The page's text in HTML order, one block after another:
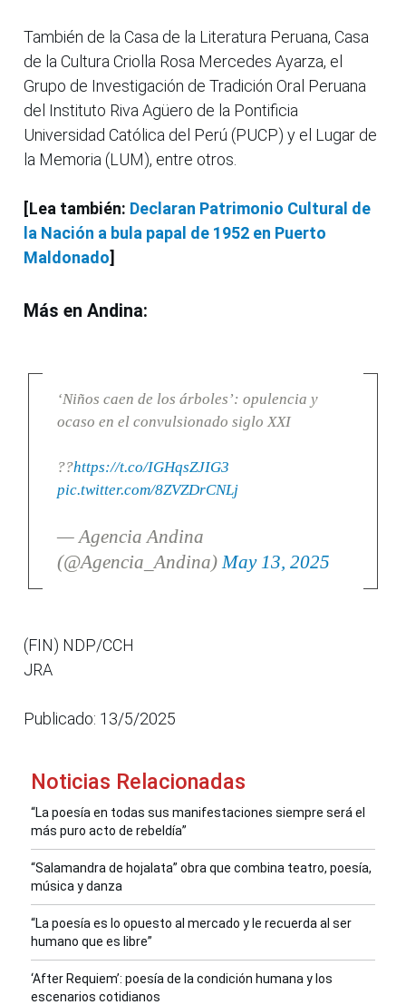
También de la Casa de la Literatura Peruana, Casa
de la Cultura Criolla Rosa Mercedes Ayarza, el
Grupo de Investigación de Tradición Oral Peruana
del Instituto Riva Agüero de la Pontificia
Universidad Católica del Perú (PUCP) y el Lugar de
la Memoria (LUM), entre otros.
[Lea también: Declaran Patrimonio Cultural de
la Nación a bula papal de 1952 en Puerto
Maldonado]
Más en Andina:
‘Niños caen de los árboles’: opulencia y
ocaso en el convulsionado siglo XXI
??https://t.co/IGHqsZJIG3
pic.twitter.com/8ZVZDrCNLj
— Agencia Andina
(@Agencia_Andina)May 13, 2025
(FIN) NDP/CCH
JRA
Publicado: 13/5/2025
Noticias Relacionadas
“La poesía en todas sus manifestaciones siempre será el
más puro acto de rebeldía”
“Salamandra de hojalata” obra que combina teatro, poesía,
música y danza
“La poesía es lo opuesto al mercado y le recuerda al ser
humano que es libre”
‘After Requiem’: poesía de la condición humana y los
escenarios cotidianos